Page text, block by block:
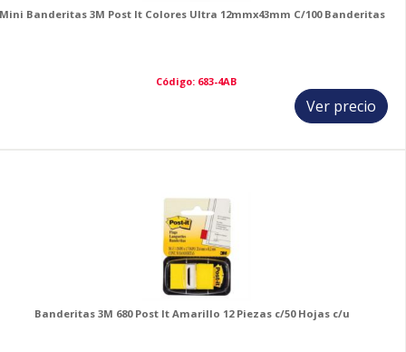
Banderitas 3M Post It Colores Ultra 12mmx43mm C/100 Banderitas
Código: 683-4AB
Ver precio
Banderitas 3M 680 Post It Amarillo 12 Piezas c/50 Hojas c/u